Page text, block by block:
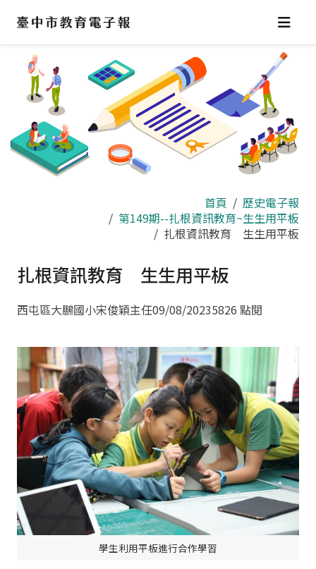
區
首頁
歷史電子報
第149期--扎根資訊教育~生生用平板
扎根資訊教育 生生用平板
扎根資訊教育 生生用平板
西屯區大鵬國小宋俊穎主任09/08/20235826 點閱
學生利用平板進行合作學習